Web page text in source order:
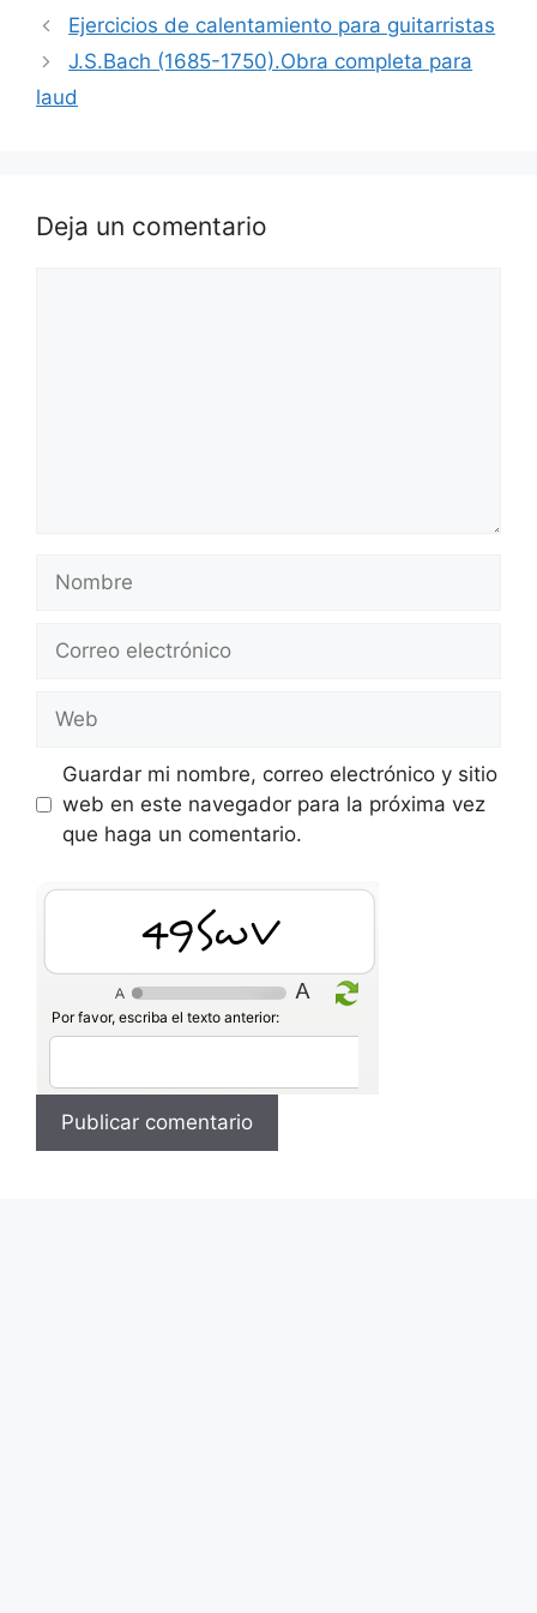
Ejercicios de calentamiento para guitarristas
J.S.Bach (1685-1750).Obra completa para
laud
Deja un comentario
Nombre
Correo
Web
Guardar mi nombre, correo electrónico y sitio
web en este navegador para la próxima vez
que haga un comentario.
uzPlg
Por favor, escriba el texto anterior: